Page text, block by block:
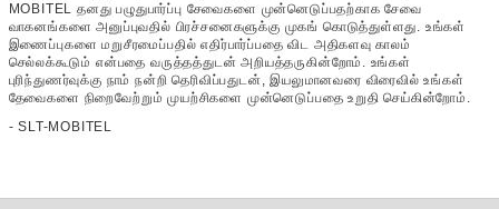
MOBITEL தனது பழுதுபார்ப்பு சேவைகளை முன்னெடுப்பதற்காக சேவை
வாகனங்களை அனுப்புவதில் பிரச்சனைகளுக்கு முகங் கொடுத்துள்ளது. உங்கள்
இணைப்புகளை மறுசீரமைப்பதில் எதிர்பார்ப்பதை விட அதிகளவு காலம்
செல்லக்கூடும் என்பதை வருத்தத்துடன் அறியத்தருகின்றோம். உங்கள்
புரிந்துணர்வுக்கு நாம் நன்றி தெரிவிப்பதுடன், இயலுமானவரை விரைவில் உங்கள்
தேவைகளை நிறைவேற்றும் முயற்சிகளை முன்னெடுப்பதை உறுதி செய்கின்றோம்.
- SLT-MOBITEL